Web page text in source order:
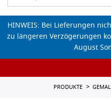
HINWEIS: Bei Lieferungen
zu längeren Verzögerungen
August
PRODUKTE